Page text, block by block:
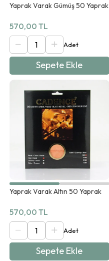
Yaprak Varak Gümüş 50 Yaprak
570,00 TL
Sepete Ekle
Yaprak Varak Altın 50 Yaprak
570,00 TL
Sepete Ekle